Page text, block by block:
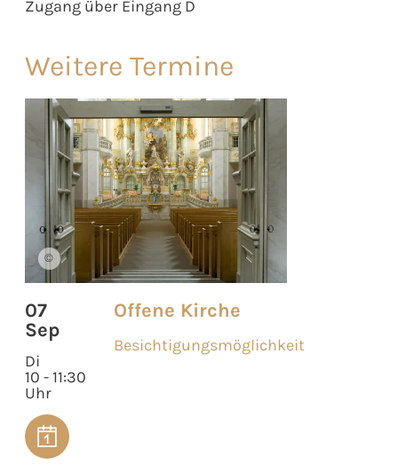
Zugang über Eingang D
Weitere Termine
©
07
Sep
Di
10 - 11:30
Uhr
Offene Kirche
Besichtigungsmöglichkeit